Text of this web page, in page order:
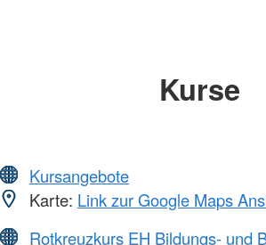
Kurse
Kursangebote
Karte: Link zur Google Maps
Rotkreuzkurs EH Bildungs- und